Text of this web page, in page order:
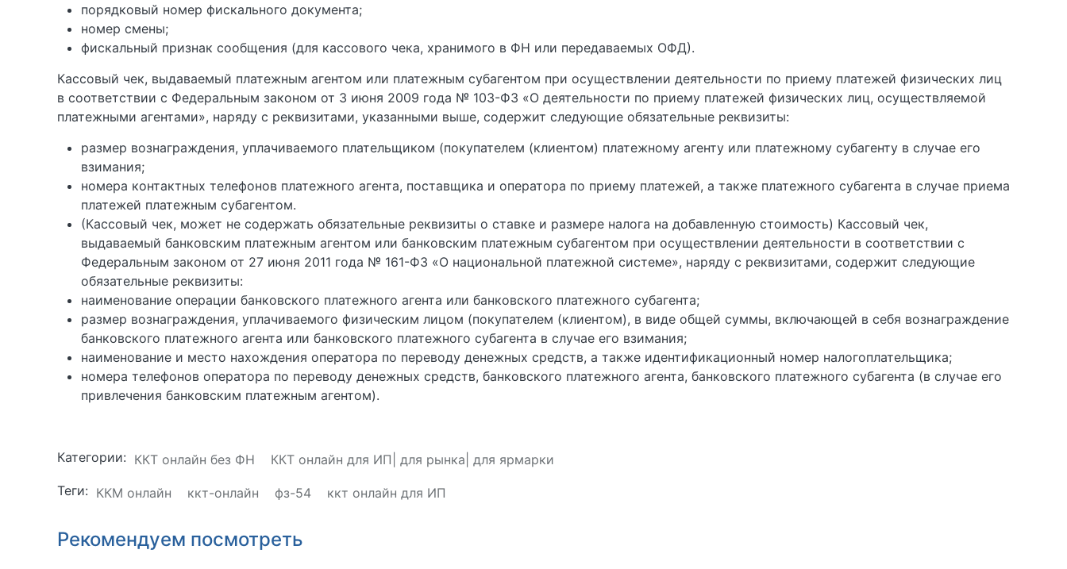
порядковый номер фискального документа;
номер смены;
фискальный признак сообщения (для кассового чека, хранимого в ФН или передаваемых ОФД).
Кассовый чек, выдаваемый платежным агентом или платежным субагентом при осуществлении деятельности по приему платежей физических лиц
в соответствии с Федеральным законом от 3 июня 2009 года № 103-ФЗ «О деятельности по приему платежей физических лиц, осуществляемой
платежными агентами», наряду с реквизитами, указанными выше, содержит следующие обязательные реквизиты:
размер вознаграждения, уплачиваемого плательщиком (покупателем (клиентом) платежному агенту или платежному субагенту в случае его
взимания;
номера контактных телефонов платежного агента, поставщика и оператора по приему платежей, а также платежного субагента в случае приема
платежей платежным субагентом.
(Кассовый чек, может не содержать обязательные реквизиты о ставке и размере налога на добавленную стоимость) Кассовый чек,
выдаваемый банковским платежным агентом или банковским платежным субагентом при осуществлении деятельности в соответствии с
Федеральным законом от 27 июня 2011 года № 161-ФЗ «О национальной платежной системе», наряду с реквизитами, содержит следующие
обязательные реквизиты:
наименование операции банковского платежного агента или банковского платежного субагента;
размер вознаграждения, уплачиваемого физическим лицом (покупателем (клиентом), в виде общей суммы, включающей в себя вознаграждение
банковского платежного агента или банковского платежного субагента в случае его взимания;
наименование и место нахождения оператора по переводу денежных средств, а также идентификационный номер налогоплательщика;
номера телефонов оператора по переводу денежных средств, банковского платежного агента, банковского платежного субагента (в случае его
привлечения банковским платежным агентом).
Категории: ККТ онлайн без ФН
ККТ онлайн для ИП| для рынка| для ярмарки
Теги: ККМ онлайн ккт-онлайн фз-54 ккт онлайн для ИП
Рекомендуем посмотреть